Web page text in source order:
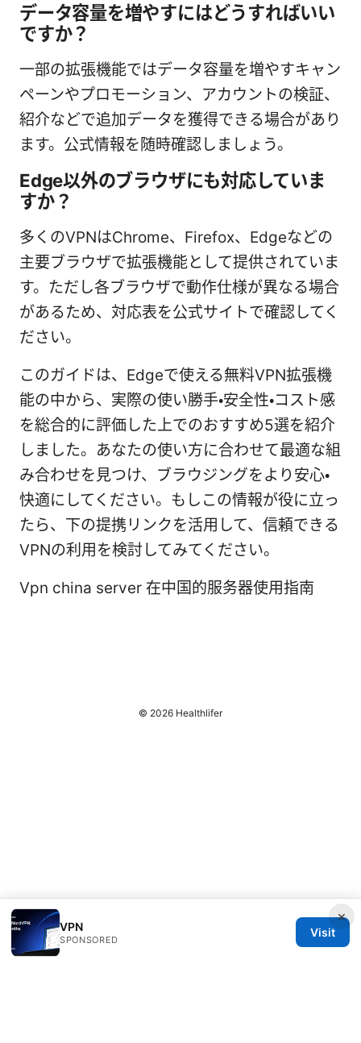
データ容量を増やすにはどうすればいい
ですか？
一部の拡張機能ではデータ容量を増やすキャン
ペーンやプロモーション、アカウントの検証、
紹介などで追加データを獲得できる場合があり
ます。公式情報を随時確認しましょう。
Edge以外のブラウザにも対応していま
すか？
多くのVPNはChrome、Firefox、Edgeなどの
主要ブラウザで拡張機能として提供されていま
す。ただし各ブラウザで動作仕様が異なる場合
があるため、対応表を公式サイトで確認してく
ださい。
このガイドは、Edgeで使える無料VPN拡張機
能の中から、実際の使い勝手・安全性・コスト感
を総合的に評価した上でのおすすめ5選を紹介
しました。あなたの使い方に合わせて最適な組
み合わせを見つけ、ブラウジングをより安心・
快適にしてください。もしこの情報が役に立っ
たら、下の提携リンクを活用して、信頼できる
VPNの利用を検討してみてください。
Vpn china server 在中国的服务器使用指南
×
VPN
SPONSORED
Visit
© 2026 Healthlifer